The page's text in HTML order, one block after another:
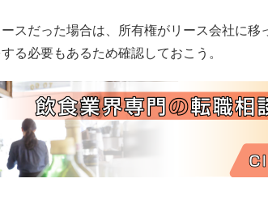
スだった場合は、所有権がリース会社に移
る必要もあるため確認しておこう。